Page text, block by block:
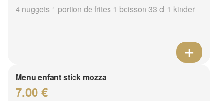
4 nuggets 1 portion de frites 1 boisson 33 cl 1 kinder
Menu enfant stick mozza
7.00 €